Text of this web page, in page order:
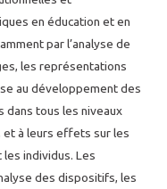
en éducation et en
par l’analyse de
les représentations
au développement des
dans tous les niveaux
à leurs effets sur les
individus. Les
des dispositifs, les